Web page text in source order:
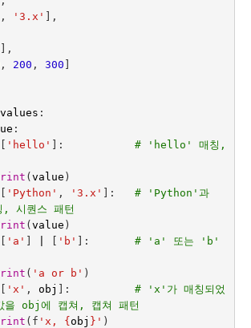
, '3.x'
],
],
, 200 , 300
values :
:
'hello' ]:
# 'hello' 매칭,
( value )
'Python' , '3.x' ]:
# 'Python'과
시퀀스 패턴
( value )
'a' 'b' ]:
# 'a' 또는 'b'
( 'a or b' )
'x' , obj ]:
# 'x'가 매칭되었
을 obj에 캡쳐, 캡쳐 패턴
( f 'x, { obj } ' )